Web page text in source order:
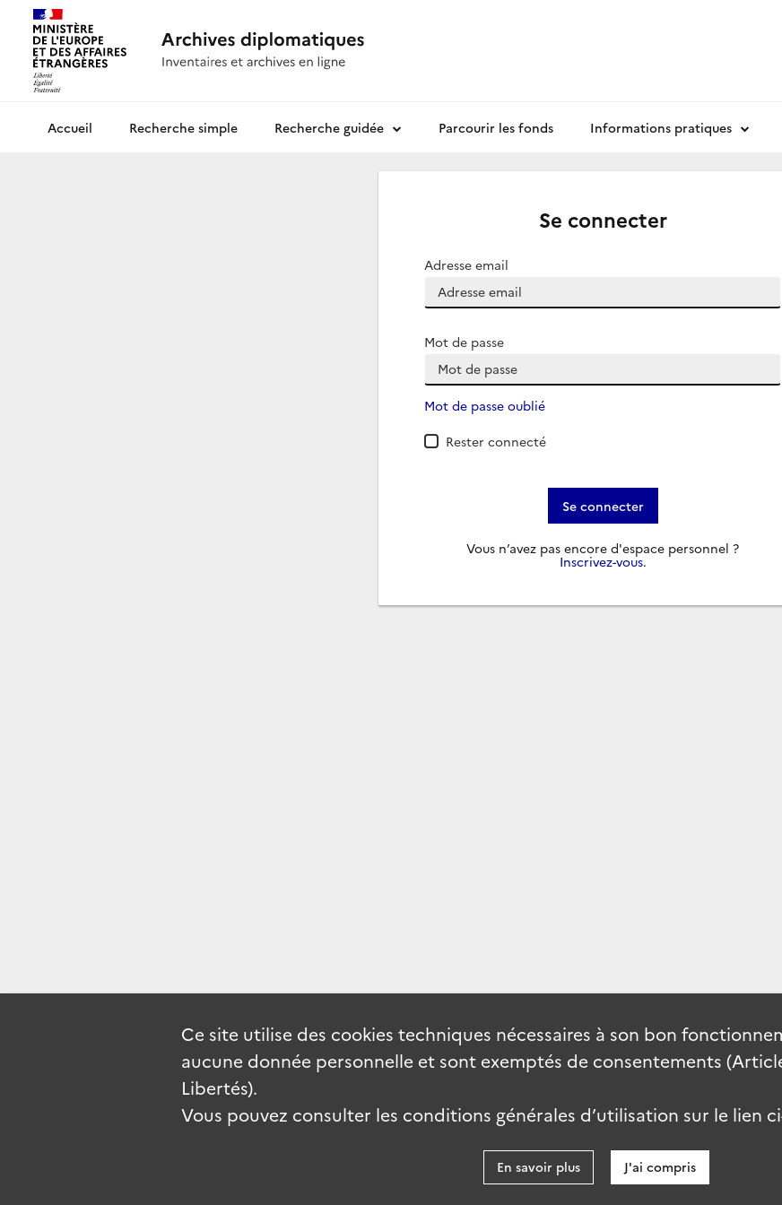
Archives diplomatiquesRecherche simple Recherche guidée Parcourir les fonds Informations pratiques
Se connecter
Adresse email
Mot de passe
Mot de passe oublié
Rester connecté
Se connecter
Vous n’avez pas encore d'espace personnel ?
Inscrivez-vous.
Ce site utilise des cookies techniques nécessaires à son bon
aucune donnée personnelle et sont exemptés de consentements
Libertés).
Vous pouvez consulter les conditions générales d’utilisation sur le lien
En savoir plus J'ai compris